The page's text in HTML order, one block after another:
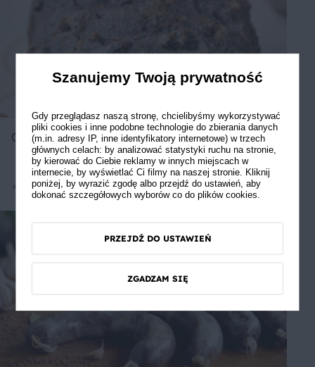
Chleb bez drożdży bezglutenowy
Średnie 5
Szanujemy Twoją prywatność
Gdy przeglądasz naszą stronę, chcielibyśmy wykorzystywać
pliki cookies i inne podobne technologie do zbierania danych
(m.in. adresy IP, inne identyfikatory internetowe) w trzech
głównych celach: by analizować statystyki ruchu na stronie,
by kierować do Ciebie reklamy w innych miejscach w
internecie, by wyświetlać Ci filmy na naszej stronie. Kliknij
poniżej, by wyrazić zgodę albo przejdź do ustawień, aby
dokonać szczegółowych wyborów co do plików cookies.
PRZEJDŹ DO USTAWIEŃ
ZGADZAM SIĘ